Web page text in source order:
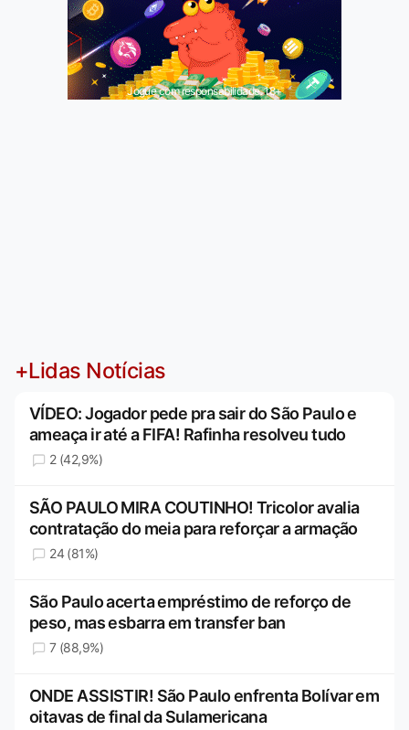
Jogue com responsabilidade. 18+
+Lidas Notícias
VÍDEO: Jogador pede pra sair do São Paulo e
ameaça ir até a FIFA! Rafinha resolveu tudo
2 (42,9%)
SÃO PAULO MIRA COUTINHO! Tricolor avalia
contratação do meia para reforçar a armação
24 (81%)
São Paulo acerta empréstimo de reforço de
peso, mas esbarra em transfer ban
7 (88,9%)
ONDE ASSISTIR! São Paulo enfrenta Bolívar em
oitavas de final da Sulamericana